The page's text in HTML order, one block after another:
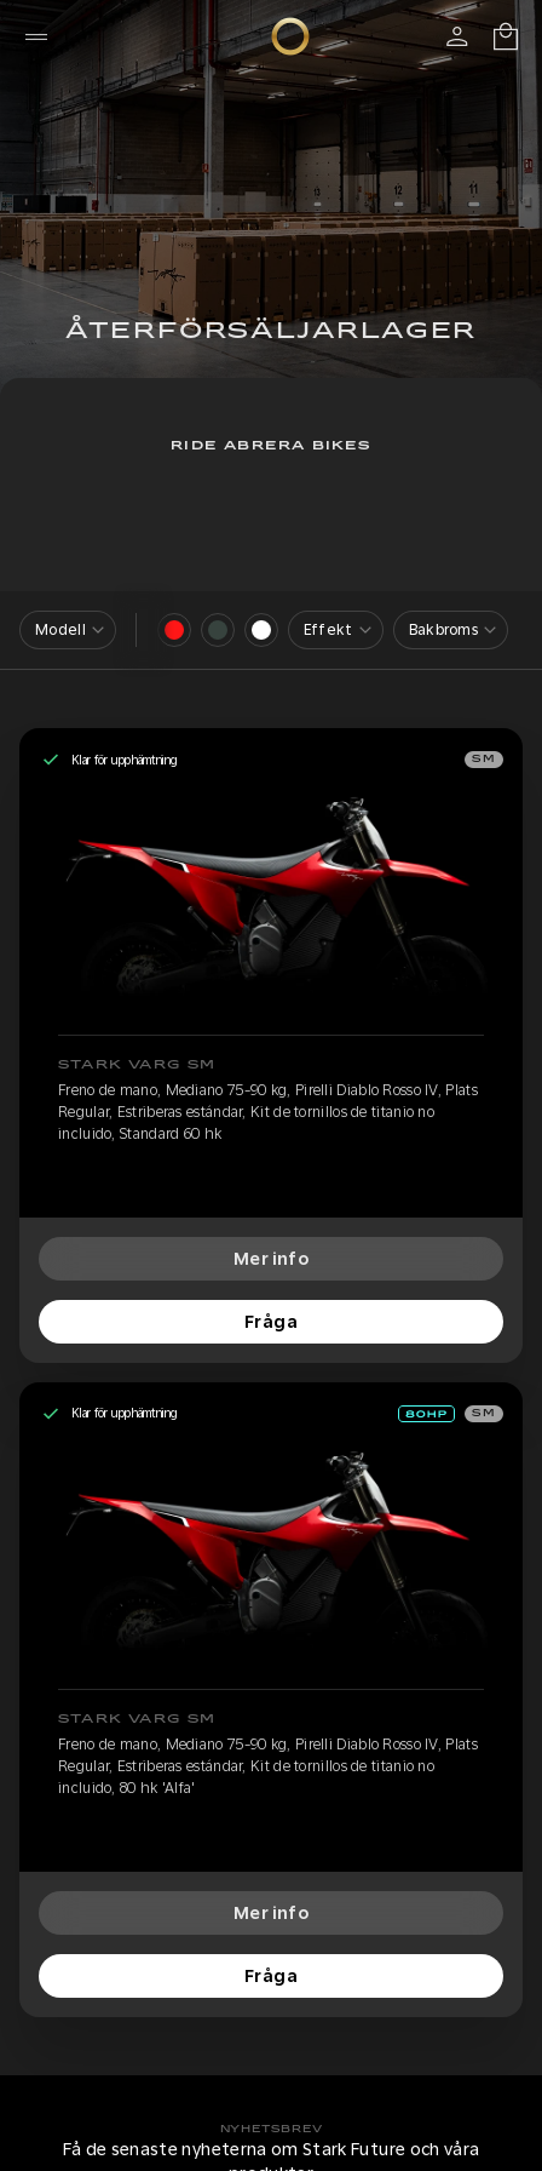
ÅTERFÖRSÄLJARLAGER
RIDE ABRERA BIKES
Modell Effekt Bakbroms
Klar för upphämtning SM
STARK VARG SM
Freno de mano, Mediano 75-90 kg, Pirelli Diablo Rosso IV, Plats
Regular, Estriberas estándar, Kit de tornillos de titanio no
incluido, Standard 60 hk
Mer info
Fråga
Klar för upphämtning SM
STARK VARG SM
Freno de mano, Mediano 75-90 kg, Pirelli Diablo Rosso IV, Plats
Regular, Estriberas estándar, Kit de tornillos de titanio no
incluido, 80 hk 'Alfa'
Mer info
Fråga
NYHETSBREV
Få de senaste nyheterna om Stark Future och våra